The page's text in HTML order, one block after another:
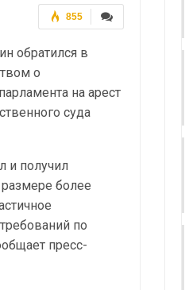
855
обратился в
о
на арест
суда
и получил
более
по
пресс-